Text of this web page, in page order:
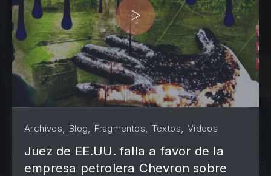
Archivos, Blog, Fragmentos, Textos, Videos
Juez de EE.UU. falla a favor de la
empresa petrolera Chevron sobre